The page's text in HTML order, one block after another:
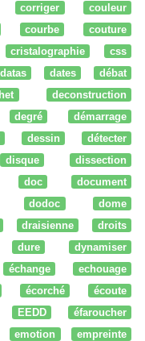
corriger
couleur
courbe
couture
cristalographie
css
datas dates
débat
deconstruction
degré
démarrage
dessin
détecter
disque
dissection
doc
document
dodoc
dome
draisienne
droits
dure
dynamiser
échange
echouage
écorché
écoute
EEDD
éfaroucher
emotion
empreinte